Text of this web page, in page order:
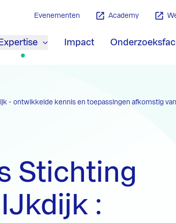
Expertise Impact
Evenementen Academy
- ontwikkelde kennis en toepassingen afkomstig
Stichting
: